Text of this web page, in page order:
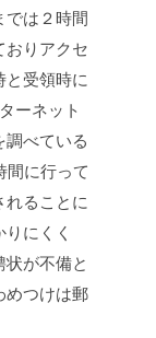
では２時間
おりアクセ
と受領時に
ーネット
調べている
間に行って
れることに
にくく
が不備と
めつけは郵